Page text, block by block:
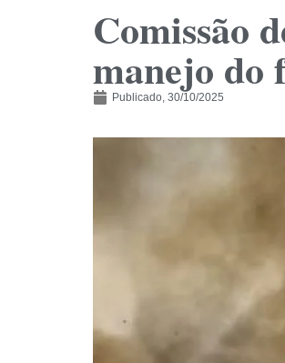
Comissão
manejo do
Publicado, 30/10/2025